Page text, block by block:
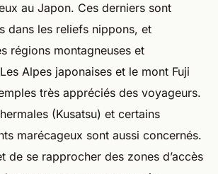
au Japon. Ces derniers sont
dans les reliefs nippons, et
régions montagneuses et
Alpes japonaises et le mont Fuji
très appréciés des voyageurs.
(Kusatsu) et certains
marécageux sont aussi concernés.
de se rapprocher des zones d’accès